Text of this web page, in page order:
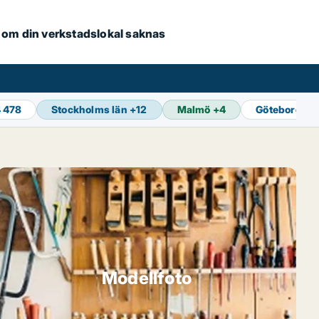
din verkstadslokal saknas
478 Stockholms län +12 Malmö +4 Göteborg
Modellfoto